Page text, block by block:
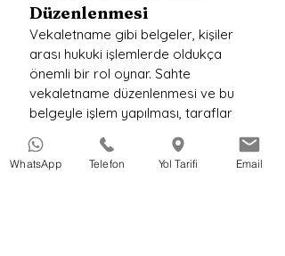
Düzenlenmesi
Vekaletname gibi belgeler, kişiler
arası hukuki işlemlerde oldukça
önemli bir rol oynar. Sahte
vekaletname düzenlenmesi ve bu
belgeyle işlem yapılması, taraflar
arasındaki güven ilişkisini ciddi
şekilde zedeleyebilir. Yargıtay,
sahte vekaletnamelerle yapılan
WhatsApp Telefon Yol Tarifi Email